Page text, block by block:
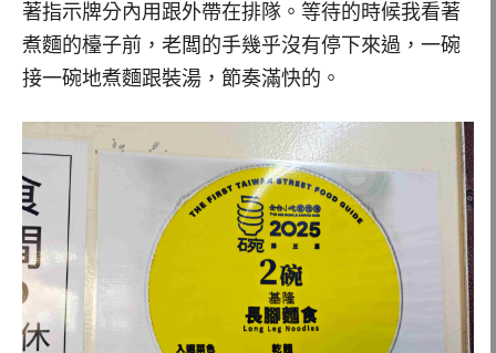
著指示牌分內用跟外帶在排隊。等待的時候我看著
煮麵的檯子前，老闆的手幾乎沒有停下來過，一碗
接一碗地煮麵跟裝湯，節奏滿快的。